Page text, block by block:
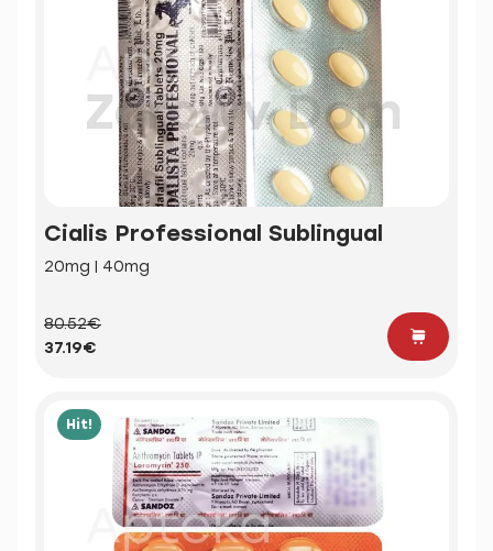
Cialis Professional Sublingual
20mg | 40mg
80.52€
37.19€
Hit!